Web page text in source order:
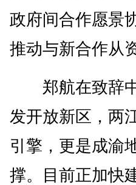
政府间合作愿景
推动与新合作从
郑航在致辞中
发开放新区，两
引擎，更是成渝
撑。目前正加快